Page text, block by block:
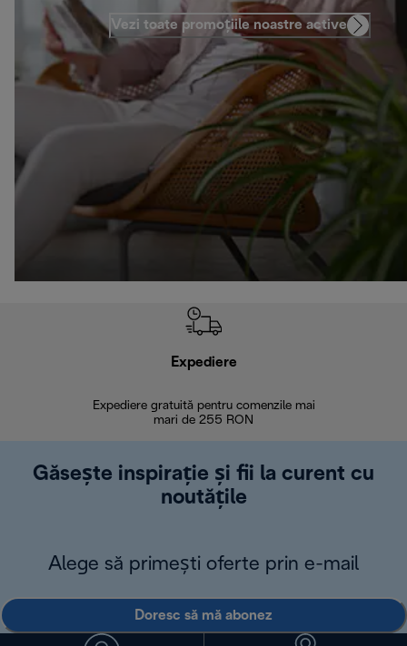
Vezi toate promoțiile noastre active
Expediere
Expediere gratuită pentru comenzile mai
mari de 255 RON
Găsește inspirație și fii la curent cu
noutățile
Alege să primești oferte prin e-mail
Doresc să mă abonez